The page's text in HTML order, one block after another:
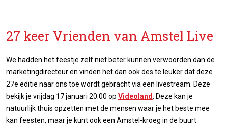
27 keer Vrienden van Amstel Live
We hadden het feestje zelf niet beter kunnen verwoorden dan de
marketingdirecteur en vinden het dan ook des te leuker dat deze
27e editie naar ons toe wordt gebracht via een livestream. Deze
bekijk je vrijdag 17 januari 20:00 op Videoland
. Deze kan je
natuurlijk thuis opzetten met de mensen waar je het beste mee
kan feesten, maar je kunt ook een Amstel-kroeg in de buurt